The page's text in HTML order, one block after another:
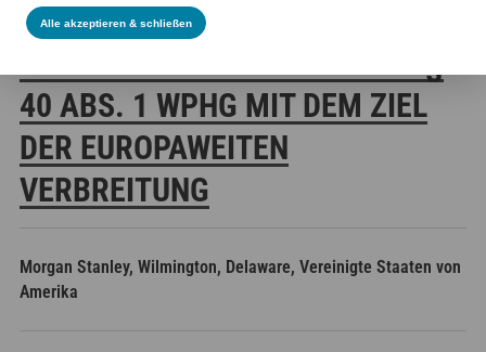
SILTRONIC AG:
0 ABS. 1 WPHG MIT DEM ZIEL D
ER EUROPAWEITEN V
ERBREITUNG
Morgan Stanley, Wilmington, Delaware, Vereinigte Staaten von
Amerika
Alle akzeptieren & schließen